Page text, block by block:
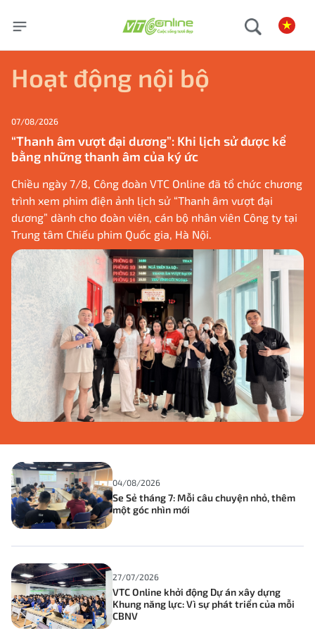
Hoạt động nội bộ
07/08/2026
“Thanh âm vượt đại dương”: Khi lịch sử được kể
bằng những thanh âm của ký ức
Chiều ngày 7/8, Công đoàn VTC Online đã tổ chức chương
trình xem phim điện ảnh lịch sử “Thanh âm vượt đại
dương” dành cho đoàn viên, cán bộ nhân viên Công ty tại
Trung tâm Chiếu phim Quốc gia, Hà Nội.
04/08/2026
Se Sẻ tháng 7: Mỗi câu chuyện nhỏ, thêm
một góc nhìn mới
27/07/2026
VTC Online khởi động Dự án xây dựng
Khung năng lực: Vì sự phát triển của mỗi
CBNV